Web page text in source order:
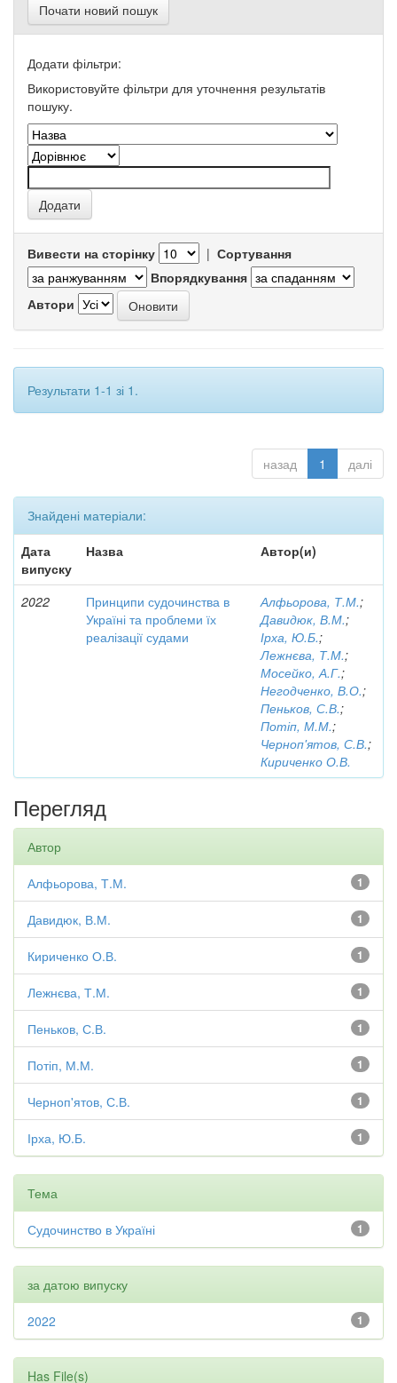
Почати новий пошук
Додати фільтри:
Використовуйте фільтри для уточнення результатів
пошуку.
Вивести на сторінку | Сортування
Впорядкування
Автори
Результати 1-1 зі 1.
назад 1 далі
Знайдені матеріали:
Дата
випуску
Назва Автор(и)
2022
Принципи судочинства в
Україні та проблеми їх
реалізації судами
Алфьорова, Т.М.;
Давидюк, В.М.;
Ірха, Ю.Б.;
Лежнєва, Т.М.;
Мосейко, А.Г.;
Негодченко, В.О.;
Пеньков, С.В.;
Потіп, М.М.;
Черноп'ятов, С.В.;
Кириченко О.В.
Перегляд
Автор
1
Алфьорова, Т.М.
1
Давидюк, В.М.
1
Кириченко О.В.
1
Лежнєва, Т.М.
1
Пеньков, С.В.
1
Потіп, М.М.
1
Черноп'ятов, С.В.
1
Ірха, Ю.Б.
Тема
1
Судочинство в Україні
за датою випуску
1
2022
Has File(s)